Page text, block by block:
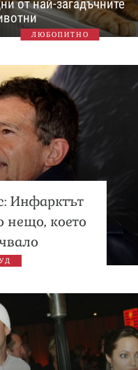
от най-загадъчните
ЛЮБОПИТНО
Инфарктът
нещо, което